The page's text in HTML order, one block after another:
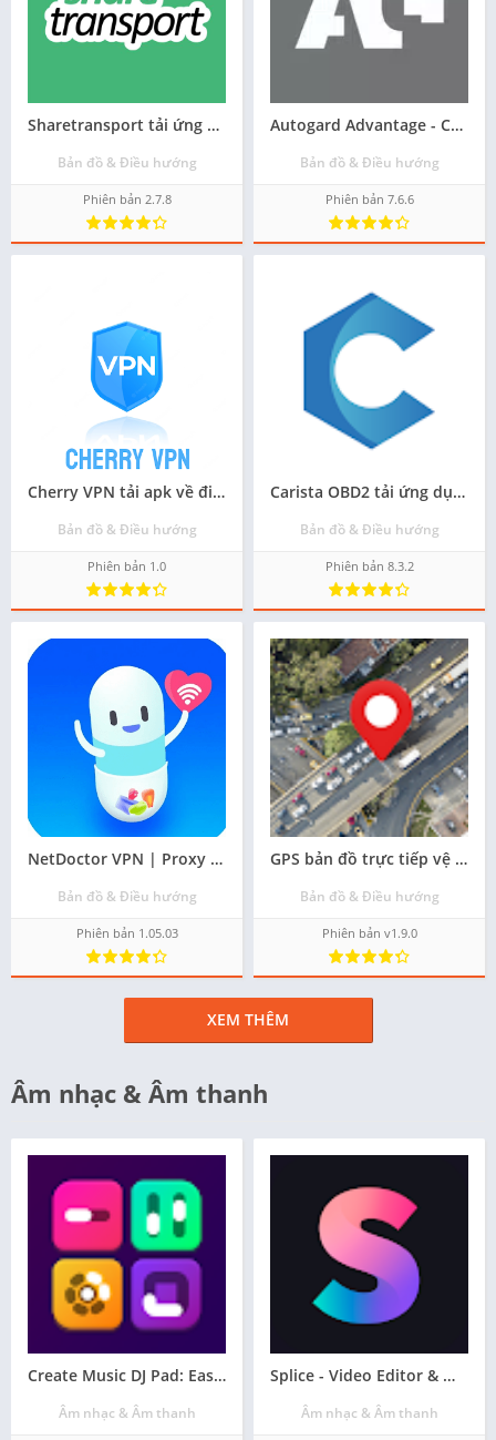
Sharetransport tải ứng dụng trên android
Bản đồ & Điều hướng
Phiên bản 2.7.8
Autogard Advantage - Corporate tải ứng dụng về điện thoại - Miễn phí
Bản đồ & Điều hướng
Phiên bản 7.6.6
Cherry VPN tải apk về điện thoại
Bản đồ & Điều hướng
Phiên bản 1.0
Carista OBD2 tải ứng dụng apk cho android
Bản đồ & Điều hướng
Phiên bản 8.3.2
NetDoctor VPN | Proxy Helper tải phiên bản android mới nhất
Bản đồ & Điều hướng
Phiên bản 1.05.03
GPS bản đồ trực tiếp vệ tinh apk mới nhất cho android - Tải về
Bản đồ & Điều hướng
Phiên bản v1.9.0
XEM THÊM
Âm nhạc & Âm thanh
Create Music DJ Pad: Easy Beat cài apk cho android
Âm nhạc & Âm thanh
Splice - Video Editor & Maker download ứng dụng android - Miễn phí
Âm nhạc & Âm thanh